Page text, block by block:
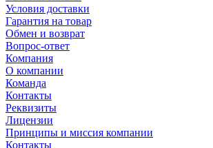
Условия доставки
Гарантия на товар
Обмен и возврат
Вопрос-ответ
Компания
О компании
Команда
Контакты
Реквизиты
Лицензии
Принципы и миссия компании
Контакты